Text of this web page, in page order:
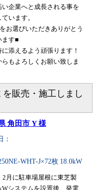
い企業へと成長される事を
います。
お選びいただきありがとう
ます■
に添えるよう頑張ります！
らもよろしくお願い致しま
販売・施工しまし
角田市 Y 様
：
WHT-J×72枚 18.0kW
2月に駐車場屋根に東芝製
システムを設置後、発電